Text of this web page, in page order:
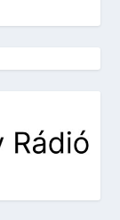
Vörösmarty Rádió